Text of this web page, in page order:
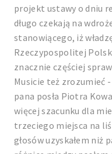
projekt ustawy o dniu
długo czekają na
stanowiącego, iż
Rzeczypospolitej
znacznie częściej
Musicie też zrozumieć
pana posła Piotra
więcej szacunku dla
trzeciego miejsca na
głosów uzyskałem niż